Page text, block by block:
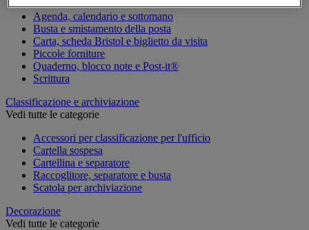
Agenda, calendario e sottomano
Busta e smistamento della posta
Carta, scheda Bristol e biglietto da visita
Piccole forniture
Quaderno, blocco note e Post-it®
Scrittura
Classificazione e archiviazione
Vedi tutte le categorie
Accessori per classificazione per l'ufficio
Cartella sospesa
Cartellina e separatore
Raccoglitore, separatore e busta
Scatola per archiviazione
Decorazione
Vedi tutte le categorie